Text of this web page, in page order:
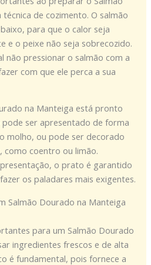
de cozimento. O salmão
para que o calor seja
e o peixe não seja sobrecozido.
não pressionar o salmão com a
com que ele perca a sua
na Manteiga está pronto
ser apresentado de forma
molho, ou pode ser decorado
como coentro ou limão.
o prato é garantido
os paladares mais exigentes.
Salmão Dourado na Manteiga
para um Salmão Dourado
ingredientes frescos e de alta
é fundamental, pois fornece a